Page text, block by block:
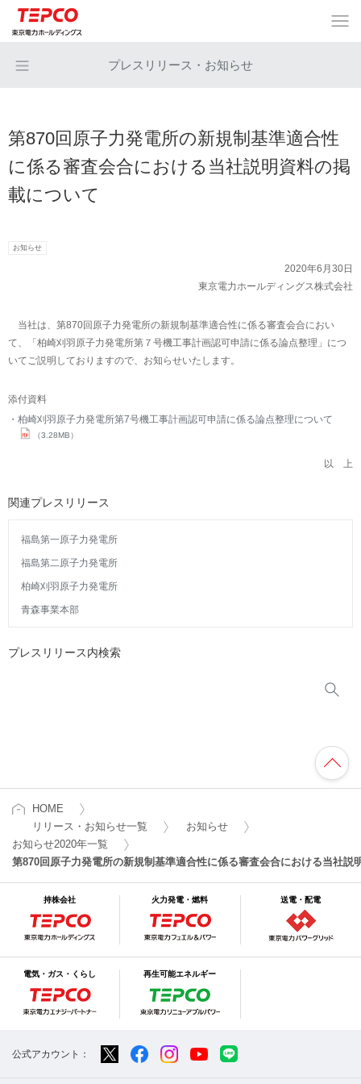
プレスリリース・お知らせ
第870回原子力発電所の新規制基準適合性
に係る審査会合における当社説明資料の掲
載について
お知らせ
2020年6月30日
東京電力ホールディングス株式会社
当社は、第870回原子力発電所の新規制基準適合性に係る審査会合におい
て、「柏崎刈羽原子力発電所第７号機工事計画認可申請に係る論点整理」につ
いてご説明しておりますので、お知らせいたします。
添付資料
柏崎刈羽原子力発電所第7号機工事計画認可申請に係る論点整理について
（3.28MB）
以 上
関連プレスリリース
福島第一原子力発電所
福島第二原子力発電所
柏崎刈羽原子力発電所
青森事業本部
プレスリリース内検索
HOME
リリース・お知らせ一覧
お知らせ
お知らせ2020年一覧
第870回原子力発電所の新規制基準適合性に係る審査会合における当社説
持株会社 火力発電・燃料 送電・配電
電気・ガス・くらし 再生可能エネルギー
公式アカウント：